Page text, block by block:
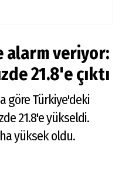
alarm veriyor:
21.8'e çıktı
göre Türkiye'deki
21.8'e yükseldi.
yüksek oldu.